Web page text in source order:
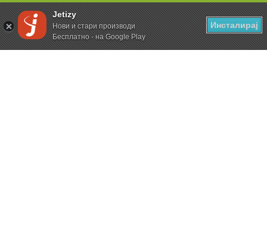
Jetizy
Нови и стари производи
Бесплатно - на Google Play
Инсталирај